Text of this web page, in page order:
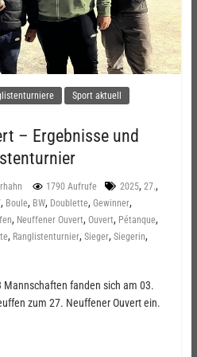
Sport aktuell
– Ergebnisse und
1790 Aufrufe 2025, 27.,
, Boule, BW, Doublette, Gewinner,
, Neuffener Ouvert, Ouvert, Pétanque,
, Ranglistenturnier, Sieger, Siegerin,
fanden sich am 03.
zum 27. Neuffener Ouvert ein.